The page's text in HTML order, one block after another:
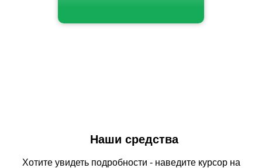
Наши средства
Хотите увидеть подробности - наведите курсор на